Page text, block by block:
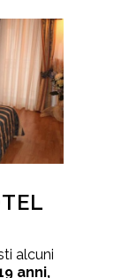
alcuni
anni,